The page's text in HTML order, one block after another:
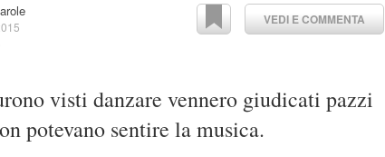
VEDI E COMMENTA
visti danzare vennero giudicati pazzi
potevano sentire la musica.